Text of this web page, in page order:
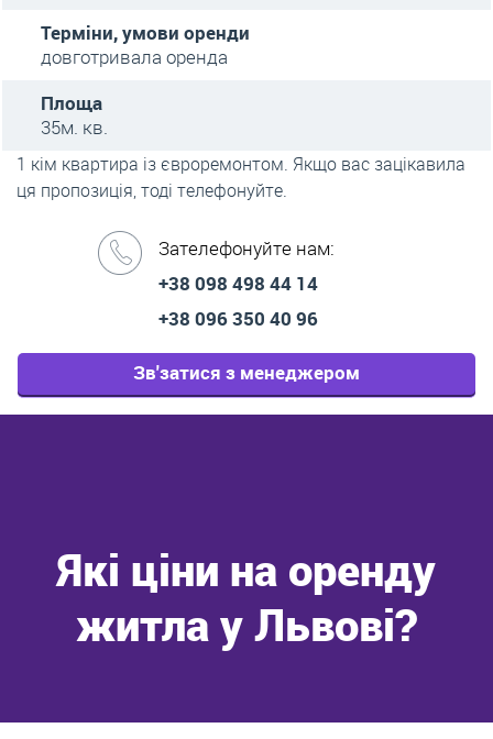
Терміни, умови оренди
довготривала оренда
Площа
35м. кв.
1 кім квартира із євроремонтом. Якщо вас зацікавила
ця пропозиція, тоді телефонуйте.
Зателефонуйте нам:
+38 098 498 44 14
+38 096 350 40 96
Зв'затися з менеджером
Які ціни на оренду
житла у Львові?